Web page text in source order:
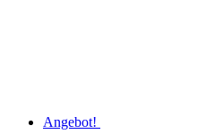
Angebot!